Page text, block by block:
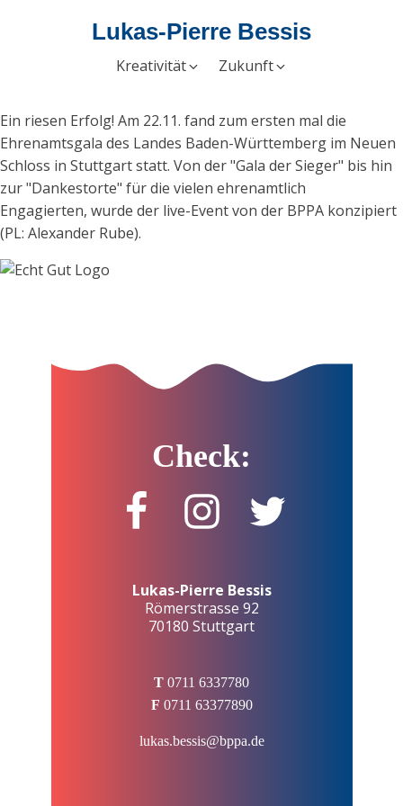
Lukas-Pierre Bessis
Kreativität Zukunft
Ein riesen Erfolg! Am 22.11. fand zum ersten mal die
Ehrenamtsgala des Landes Baden-Württemberg im Neuen
Schloss in Stuttgart statt. Von der "Gala der Sieger" bis hin
zur "Dankestorte" für die vielen ehrenamtlich
Engagierten, wurde der live-Event von der BPPA konzipiert
(PL: Alexander Rube).
Check:
Lukas-Pierre Bessis
Römerstrasse 92
70180 Stuttgart
T 0711 6337780
F 0711 63377890
lukas.bessis@bppa.de